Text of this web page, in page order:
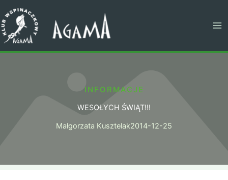
do
treści
INFORMACJE
WESOŁYCH ŚWIĄT!!!
Małgorzata Kusztelak2014-12-25